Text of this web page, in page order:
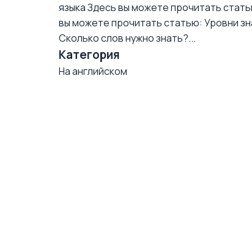
языкаЗдесь вы можете прочитать
вы можете прочитать статью: Уровни
Сколько слов нужно знать?...
Категория
На английском